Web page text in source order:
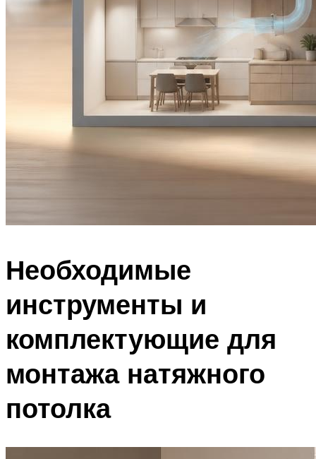
Необходимые
инструменты и
комплектующие для
монтажа натяжного
потолка